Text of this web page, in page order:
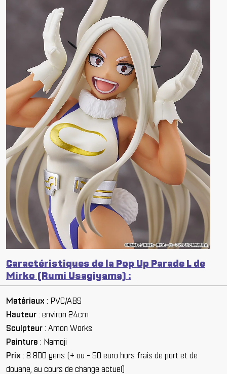
Caractéristiques de la Pop Up Parade L de
Mirko (Rumi Usagiyama) :
Matériaux : PVC/ABS
Hauteur : environ 24cm
Sculpteur : Amon Works
Peinture : Namoji
Prix : 8 800 yens (+ ou - 50 euro hors frais de port et de
douane, au cours de change actuel)